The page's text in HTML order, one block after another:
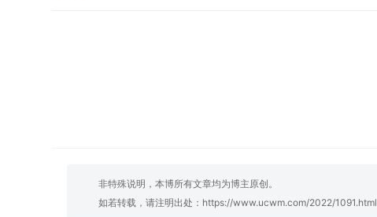
非特殊说明，本博所有文章均为博主原创。
如若转载，请注明出处： https://www.ucwm.com/2022/1091.html